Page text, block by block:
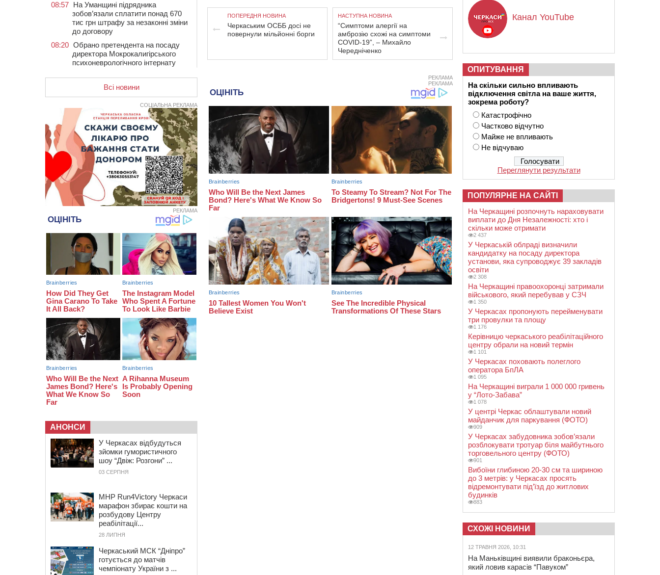
ПОПЕРЕДНЯ НОВИНА
Черкаським ОСББ досі не
повернули мільйонні борги
НАСТУПНА НОВИНА
“Симптоми алергії на
амброзію схожі на симптоми
COVID-19”, – Михайло
Чередніченко
РЕКЛАМА
РЕКЛАМА
08:57 На Уманщині підрядника
зобов’язали сплатити понад 670
тис грн штрафу за незаконні зміни
до договору
08:20 Обрано претендента на посаду
директора Мокрокалигірського
психоневрологічного інтернату
07:23 Уманські міграційники видворили з
країни грузина, який відсидів
05 СЕРПНЯ 2026, СЕРЕДА
20:28
Наступні два дні на Черкащині
прогнозують пік африканського
“пекла”
19:30
Проєкт просторового розвитку
Корсунь-Шевченківської громади
рекомендували до погодження
18:45
У Звенигородці влада заборонила
проводити масові заходи
18:07 Боксерка з Черкащини готується
до чемпіонату Європи серед
молоді
На Черкащині державі повернуть
понад 2,6 га земель природно-
заповідного фонду
16:55 На Лисянщині проведуть в
останню путь полеглого
внаслідок атаки FPV-дрона
воїна
екоінспектори натрапили на
незаконне будівництво
15:38
У лікарні померла жінка, яку на
пішохідному переході в
Всі новини
СОЦІАЛЬНА РЕКЛАМА
РЕКЛАМА
АНОНСИ
У Черкасах відбудуться
зйомки гумористичного
шоу “Двіж: Розгони” ...
03 СЕРПНЯ
MHP Run4Victory Черкаси
марафон збирає кошти на
розбудову Центру
реабілітації...
28 ЛИПНЯ
Черкаський МСК “Дніпро”
готується до матчів
чемпіонату України з ...
Канал YouTube
ОПИТУВАННЯ
На скільки сильно впливають
відключення світла на ваше життя,
зокрема роботу?
Катастрофічно
Частково відчутно
Майже не впливають
Не відчуваю
Переглянути результати
ПОПУЛЯРНЕ НА САЙТІ
На Черкащині розпочнуть нараховувати
виплати до Дня Незалежності: хто і
скільки може отримати
2 437
У Черкаській облраді визначили
кандидатку на посаду директора
установи, яка супроводжує 39 закладів
освіти
2 308
На Черкащині правоохоронці затримали
військового, який перебував у СЗЧ
1 350
У Черкасах пропонують перейменувати
три провулки та площу
1 176
Керівницю черкаського реабілітаційного
центру обрали на новий термін
1 101
У Черкасах поховають полеглого
оператора БпЛА
1 095
На Черкащині виграли 1 000 000 гривень
у “Лото-Забава”
1 078
У центрі Черкас облаштували новий
майданчик для паркування (ФОТО)
909
У Черкасах забудовника зобов’язали
розблокувати тротуар біля майбутнього
торговельного центру (ФОТО)
901
Вибоїни глибиною 20-30 см та шириною
до 3 метрів: у Черкасах просять
відремонтувати під’їзд до житлових
будинків
883
СХОЖІ НОВИНИ
12 ТРАВНЯ 2026, 10:31
На Маньківщині виявили браконьєра,
який ловив карасів “Павуком”